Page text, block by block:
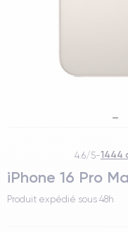
4.6/5-1444
iPhone 16 Pro
Produit expédié sous 48h